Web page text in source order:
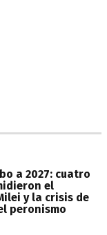
a 2027: cuatro
el
y la crisis de
peronismo